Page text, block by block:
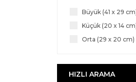
Büyük (41 x 29
Küçük (20 x 14
Orta (29 x 20 cm)
HIZLI ARAMA